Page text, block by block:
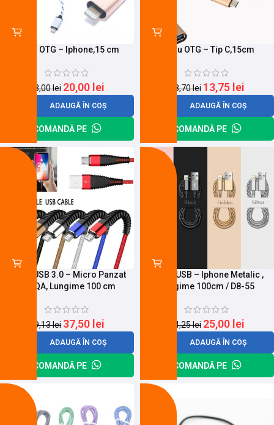
Cablu OTG – Iphone,15 cm
23,00lei 20,00 lei
ADAUGĂ ÎN COȘ
COMANDĂ PE
Cablu OTG – Tip C,15cm
18,70lei 13,75 lei
ADAUGĂ ÎN COȘ
COMANDĂ PE
Cablu USB 3.0 – Micro Panzat
TREQA, Lungime 100 cm
49,13lei 37,50 lei
ADAUGĂ ÎN COȘ
COMANDĂ PE
Cablu USB – Iphone Metalic ,
Lungime 100cm / D8-55
34,25lei 25,00 lei
ADAUGĂ ÎN COȘ
COMANDĂ PE